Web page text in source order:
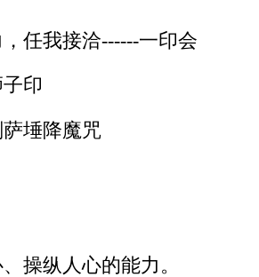
任我接洽------一印会
印
埵降魔咒
操纵人心的能力。